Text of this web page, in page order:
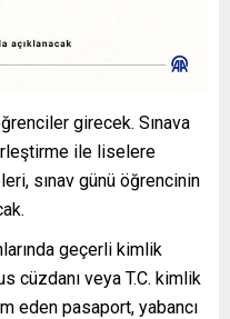
girecek. Sınava
ile liselere
sınav günü öğrencinin
geçerli kimlik
cüzdanı veya T.C. kimlik
eden pasaport, yabancı